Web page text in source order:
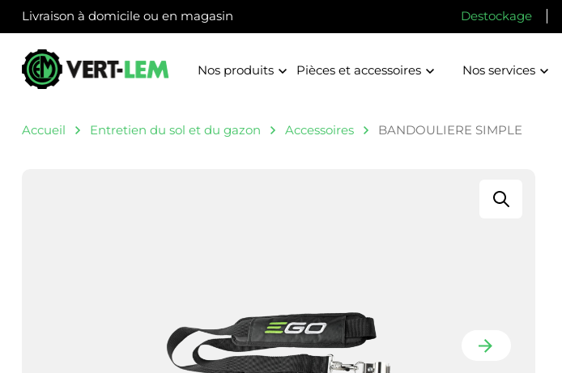
Livraison à domicile ou en magasin Destockage
Nos produits Pièces et accessoires Nos services
Accueil Entretien du sol et du gazon Accessoires BANDOULIERE SIMPLE